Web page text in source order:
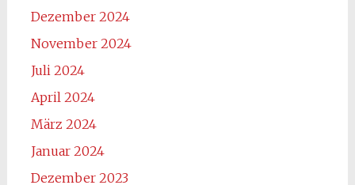
Dezember 2024
November 2024
Juli 2024
April 2024
März 2024
Januar 2024
Dezember 2023